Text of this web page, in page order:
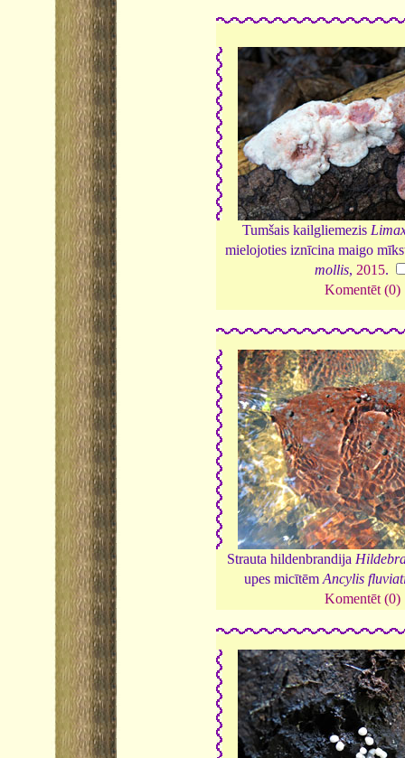
Tumšais kailgliemezis
mielojoties iznīcina maigo
mollis, 2015.
Komentēt (0)
Strauta hildenbrandija
upes micītēm Ancylis
Komentēt (0)